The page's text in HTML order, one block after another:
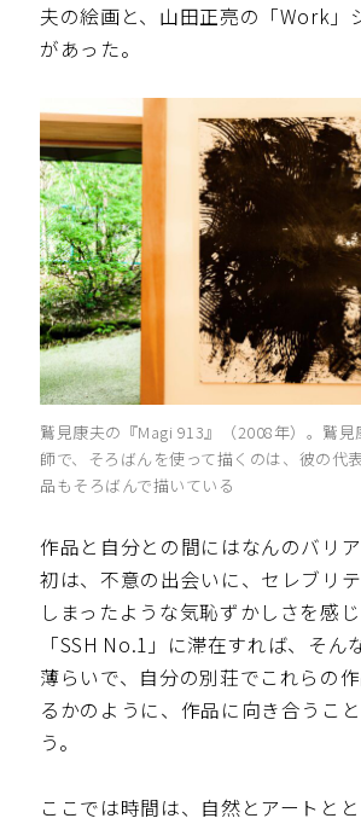
夫の絵画と、山田正亮の「Work」
があった。
鷲見康夫の『Magi 913』（2008年）。鷲
師で、そろばんを使って描くのは、彼の代
品もそろばんで描いている
作品と自分との間にはなんのバリ
初は、不意の出会いに、セレブリ
しまったような気恥ずかしさを感
「SSH No.1」に滞在すれば、そん
薄らいで、自分の別荘でこれらの
るかのように、作品に向き合うこ
う。
ここでは時間は、自然とアートと